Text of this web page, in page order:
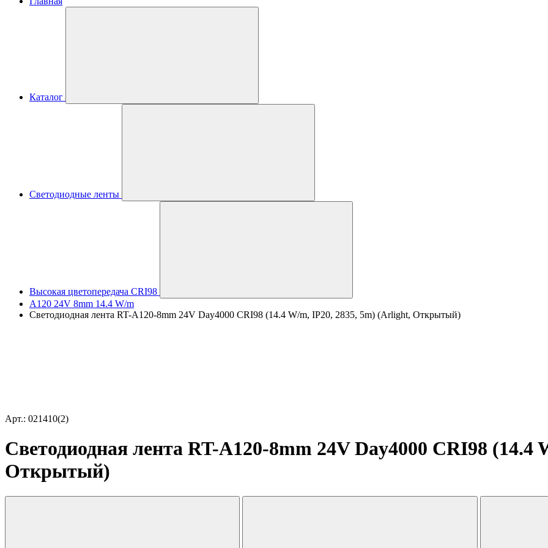
Каталог
Светодиодные ленты
Высокая цветопередача CRI98
A120 24V 8mm 14.4 W/m
Светодиодная лента RT-A120-8mm 24V Day4000 CRI98 (14.4 W/m, IP20, 2835, 5m) (Arlight, Открытый)
Арт.: 021410(2)
Светодиодная лента RT-A120-8mm 24V Day4000 CRI98
Открытый)